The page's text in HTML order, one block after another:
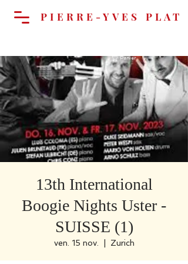
Panier
PIERRE-YVES PLAT
13th International
Boogie Nights Uster -
SUISSE (1)
ven. 15 nov. Zurich